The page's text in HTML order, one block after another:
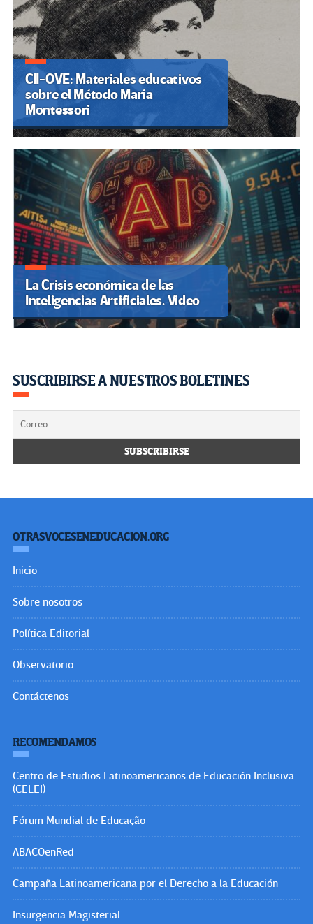
CII-OVE: Materiales educativos
sobre el Método Maria
Montessori
La Crisis económica de las
Inteligencias Artificiales. Video
SUSCRIBIRSE A NUESTROS BOLETINES
OTRASVOCESENEDUCACION.ORG
Inicio
Sobre nosotros
Política Editorial
Observatorio
Contáctenos
RECOMENDAMOS
Centro de Estudios Latinoamericanos de Educación Inclusiva
(CELEI)
Fórum Mundial de Educação
ABACOenRed
Campaña Latinoamericana por el Derecho a la Educación
Insurgencia Magisterial